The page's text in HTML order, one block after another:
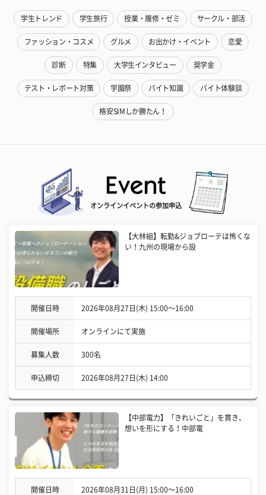
学生トレンド 学生旅行 授業・履修・ゼミ サークル・部活
ファッション・コスメ グルメ お出かけ・イベント 恋愛
診断 特集 大学生インタビュー 奨学金
テスト・レポート対策 学園祭 バイト知識 バイト体験談
格安SIMしか勝たん！
オンラインイベントの参加申込
【大林組】転勤&ジョブローテは怖くな
い！九州の現場から設
開催日時 2026年08月27日(木) 15:00〜16:00
開催場所 オンラインにて実施
募集人数 300名
申込締切 2026年08月27日(木) 14:00
【中部電力】「きれいごと」を貫き、
想いを形にする！中部電
開催日時 2026年08月31日(月) 15:00〜16:00